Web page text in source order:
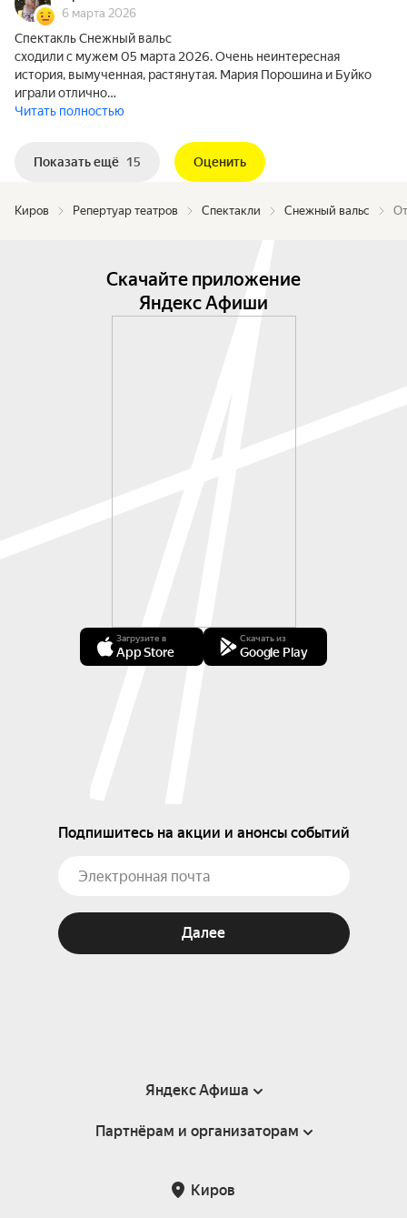
6 марта 2026
Спектакль Снежный вальс
сходили с мужем 05 марта 2026. Очень неинтересная
история, вымученная, растянутая. Мария Порошина и Буйко
играли отлично…
Читать полностью
Показать ещё 15 Оценить
Киров Репертуар театров Спектакли Снежный вальс
Скачайте приложение
Яндекс Афиши
Загрузите в
App Store
Скачать из
Google Play
Подпишитесь на акции и анонсы событий
Далее
Яндекс Афиша
Справка
Подарочные сертификаты
Партнёрам и организаторам
Киров